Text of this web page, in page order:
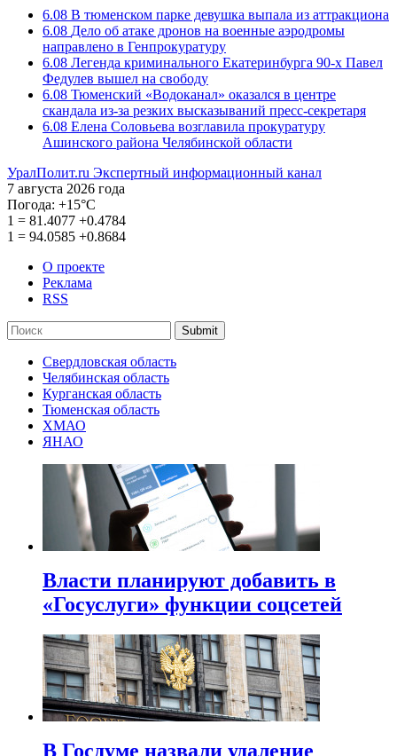
6.08 В тюменском парке девушка выпала из аттракциона
6.08 Дело об атаке дронов на военные аэродромы
направлено в Генпрокуратуру
6.08 Легенда криминального Екатеринбурга 90-х Павел
Федулев вышел на свободу
6.08 Тюменский «Водоканал» оказался в центре
скандала из-за резких высказываний пресс-секретаря
6.08 Елена Соловьева возглавила прокуратуру
Ашинского района Челябинской области
УралПолит.ru Экспертный информационный канал
7 августа 2026 года
Погода: +15°С
1 = 81.4077 +0.4784
1 = 94.0585 +0.8684
О проекте
Реклама
RSS
Submit
Свердловская область
Челябинская область
Курганская область
Тюменская область
ХМАО
ЯНАО
Власти планируют добавить в
«Госуслуги» функции соцсетей
В Госдуме назвали удаление